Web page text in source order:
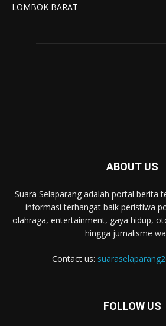
LOMBOK BARAT
ABOUT US
Suara Selaparang adalah portal berita
informasi terhangat baik peristiwa
olahraga, entertainment, gaya hidup,
hingga jurnalisme
Contact us:
FOLLOW US